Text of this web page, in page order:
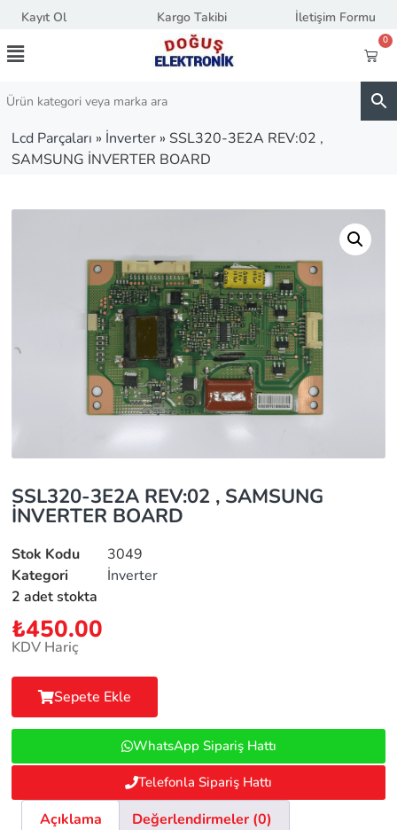
Kayıt Ol Kargo Takibi İletişim Formu
0
Lcd Parçaları » İnverter » SSL320-3E2A REV:02 ,
SAMSUNG İNVERTER BOARD
SSL320-3E2A REV:02 , SAMSUNG
İNVERTER BOARD
Stok Kodu
3049
Kategori
İnverter
2 adet stokta
₺450.00
KDV Hariç
Sepete Ekle
WhatsApp Sipariş Hattı
Telefonla Sipariş Hattı
Açıklama Değerlendirmeler (0)